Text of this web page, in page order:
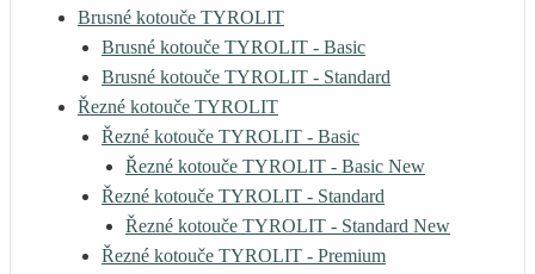
Brusné kotouče TYROLIT
Brusné kotouče TYROLIT - Basic
Brusné kotouče TYROLIT - Standard
Řezné kotouče TYROLIT
Řezné kotouče TYROLIT - Basic
Řezné kotouče TYROLIT - Basic New
Řezné kotouče TYROLIT - Standard
Řezné kotouče TYROLIT - Standard New
Řezné kotouče TYROLIT - Premium